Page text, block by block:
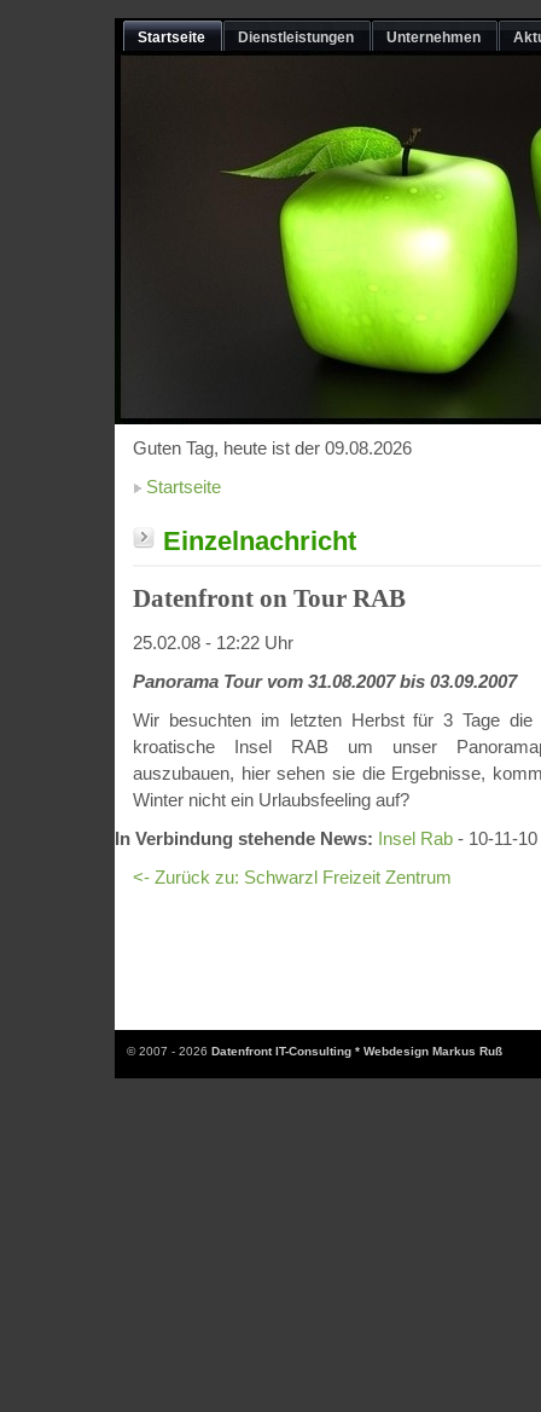
Startseite Dienstleistungen Unternehmen
Guten Tag, heute ist der 09.08.2026
Startseite
Einzelnachricht
Datenfront on Tour RAB
25.02.08 - 12:22 Uhr
Panorama Tour vom 31.08.2007 bis 03.09.2007
Wir besuchten im letzten Herbst für 3 Tage die
kroatische Insel RAB um unser
auszubauen, hier sehen sie die Ergebnisse,
Winter nicht ein Urlaubsfeeling auf?
In Verbindung stehende News: Insel Rab - 10-11-
<- Zurück zu: Schwarzl Freizeit Zentrum
© 2007 - 2026 Datenfront IT-Consulting * Webdesign Markus Ruß